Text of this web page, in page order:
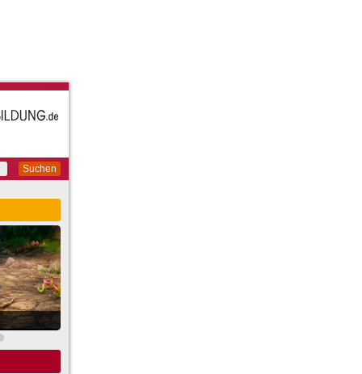
Suchen